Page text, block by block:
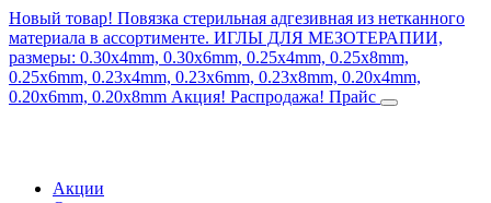
Новый товар! Повязка стерильная адгезивная из нетканного
материала в ассортименте. ИГЛЫ ДЛЯ МЕЗОТЕРАПИИ,
размеры: 0.30x4mm, 0.30x6mm, 0.25x4mm, 0.25x8mm,
0.25x6mm, 0.23x4mm, 0.23x6mm, 0.23x8mm, 0.20x4mm,
0.20x6mm, 0.20x8mm Акция! Распродажа! Прайс
Акции